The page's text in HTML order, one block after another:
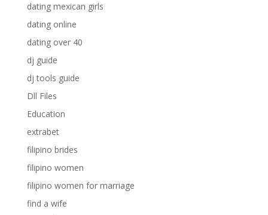
dating mexican girls
dating online
dating over 40
dj guide
dj tools guide
Dll Files
Education
extrabet
filipino brides
filipino women
filipino women for marriage
find a wife